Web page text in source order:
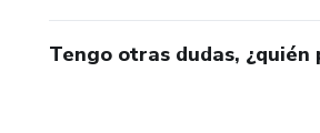
Tengo otras dudas,